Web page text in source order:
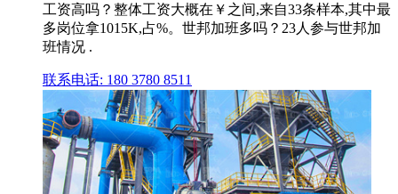
工资高吗？整体工资大概在￥之间,来自33条样本,其中最
多岗位拿1015K,占%。世邦加班多吗？23人参与世邦加
班情况 .
联系电话: 180 3780 8511